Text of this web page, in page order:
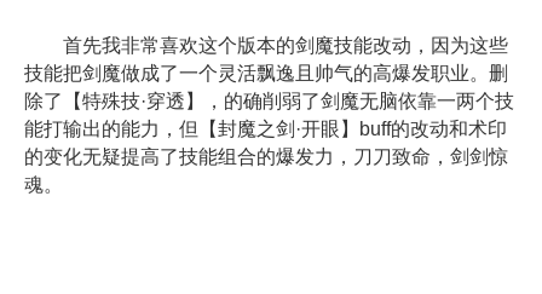
首先我非常喜欢这个版本的剑魔技能改动，因为这些
技能把剑魔做成了一个灵活飘逸且帅气的高爆发职业。删
除了【特殊技·穿透】，的确削弱了剑魔无脑依靠一两个技
能打输出的能力，但【封魔之剑·开眼】buff的改动和术印
的变化无疑提高了技能组合的爆发力，刀刀致命，剑剑惊
魂。